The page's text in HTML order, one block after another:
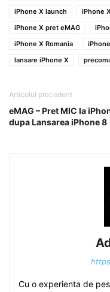
iPhone X launch
iPhone
iPhone X pret eMAG
iPhone X Romania
lansare iPhone X
Articolul precedent
eMAG – Pret MIC la
dupa Lansarea iPhone 8
Cu o experienta de